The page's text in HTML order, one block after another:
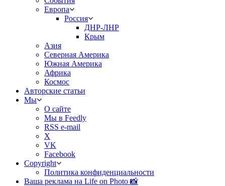
Европа
Россия
ДНР-ЛНР
Крым
Азия
Северная Америка
Южная Америка
Африка
Космос
Авторские статьи
Мы
О сайте
Мы в Feedly
RSS e-mail
X
VK
Facebook
Copyright
Политика конфиденциальности
Ваша реклама на Life on Photo 📸